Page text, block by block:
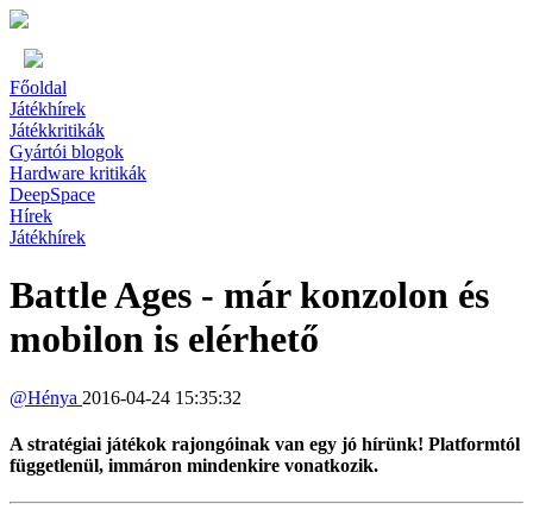
Főoldal
Játékhírek
Játékkritikák
Gyártói blogok
Hardware kritikák
DeepSpace
Hírek
Játékhírek
Battle Ages - már konzolon és
mobilon is elérhető
@Hénya 2016-04-24 15:35:32
A stratégiai játékok rajongóinak van egy jó hírünk! Platformtól
függetlenül, immáron mindenkire vonatkozik.